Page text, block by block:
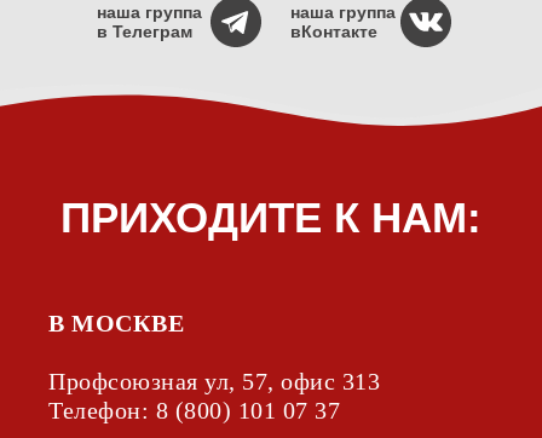
наша группа
в Телеграм
наша группа
вКонтакте
В МОСКВЕ
Профсоюзная ул, 57, офис 313
Телефон: 8 (800) 101 07 37